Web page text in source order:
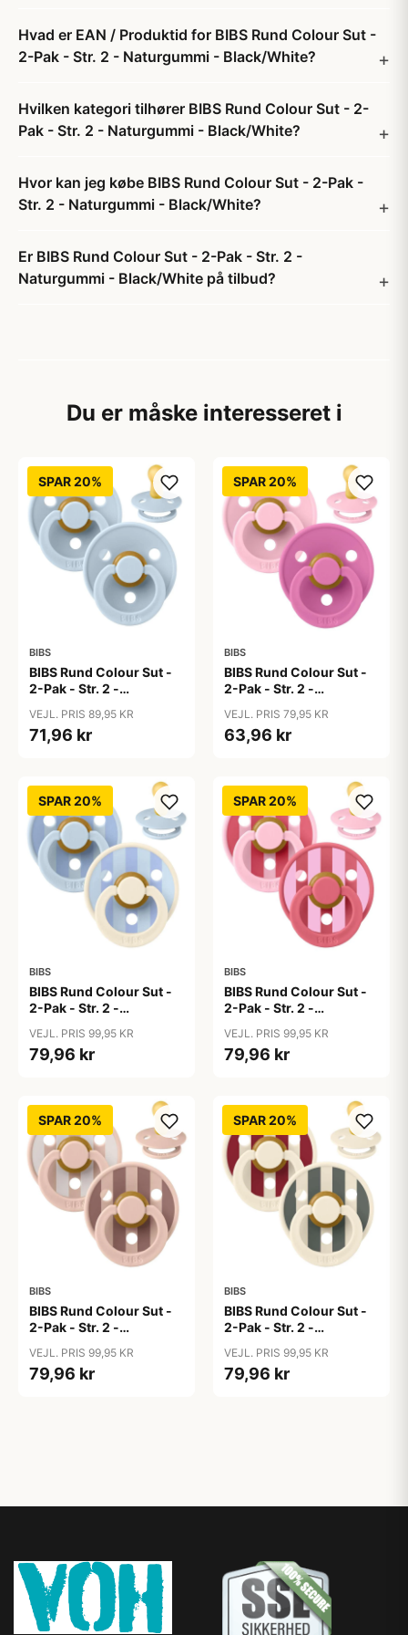
Hvad er EAN / Produktid for BIBS Rund Colour Sut -
2-Pak - Str. 2 - Naturgummi - Black/White?
Hvilken kategori tilhører BIBS Rund Colour Sut - 2-
Pak - Str. 2 - Naturgummi - Black/White?
Hvor kan jeg købe BIBS Rund Colour Sut - 2-Pak -
Str. 2 - Naturgummi - Black/White?
Er BIBS Rund Colour Sut - 2-Pak - Str. 2 -
Naturgummi - Black/White på tilbud?
Du er måske interesseret i
SPAR 20%
BIBS
BIBS Rund Colour Sut -
2-Pak - Str. 2 -
Blue/Baby Blue
VEJL. PRIS 89,95 KR
71,96 kr
SPAR 20%
BIBS
BIBS Rund Colour Sut -
2-Pak - Str. 2 -
Pink/Bubblegum
VEJL. PRIS 79,95 KR
63,96 kr
SPAR 20%
BIBS
BIBS Rund Colour Sut -
2-Pak - Str. 2 -
Studio - Baby Blue/Dusty
Blue Mix
VEJL. PRIS 99,95 KR
79,96 kr
SPAR 20%
BIBS
BIBS Rund Colour Sut -
2-Pak - Str. 2 -
Studio - Baby Pink/Coral
Mix
VEJL. PRIS 99,95 KR
79,96 kr
SPAR 20%
BIBS
BIBS Rund Colour Sut -
2-Pak - Str. 2 -
Studio - Blush Mix
VEJL. PRIS 99,95 KR
79,96 kr
SPAR 20%
BIBS
BIBS Rund Colour Sut -
2-Pak - Str. 2 -
Studio - Ruby/Pine Mix
VEJL. PRIS 99,95 KR
79,96 kr